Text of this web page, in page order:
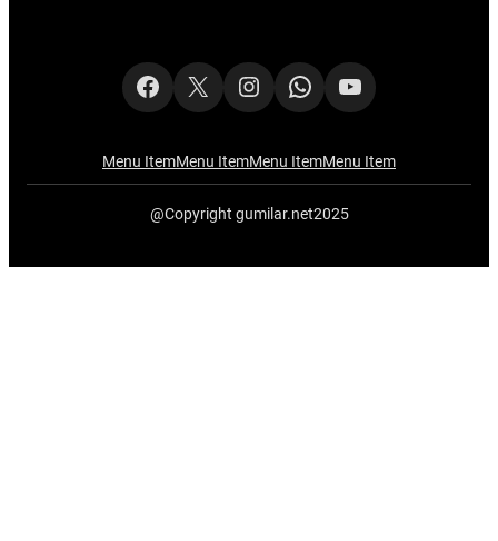
Facebook
X Instagram
WhatsApp
YouTube
Menu ItemMenu ItemMenu ItemMenu Item
@Copyright gumilar.net2025